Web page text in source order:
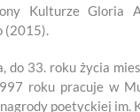
Kulturze
(2015).
33. roku życia
roku pracuje w
poetyckiej im.